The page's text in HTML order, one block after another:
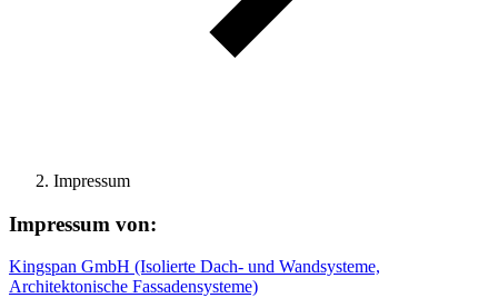
Impressum
Impressum von:
Kingspan GmbH (Isolierte Dach- und Wandsysteme,
Architektonische Fassadensysteme)